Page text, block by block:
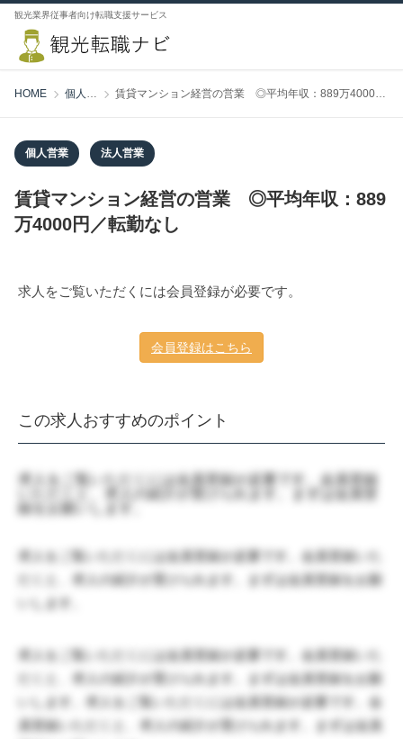
観光業界従事者向け転職支援サービス
HOME 個人営業 賃貸マンション経営の営業 ◎平均年収：889万4000円／転勤なし
個人営業 法人営業
賃貸マンション経営の営業 ◎平均年収：889
万4000円／転勤なし
求人をご覧いただくには会員登録が必要です。
会員登録はこちら
この求人おすすめのポイント
求人をご覧いただくには会員登録が必要です。会員登録
録をお願いします。
求人をご覧いただくには会員登録が必要です。会員登録いた
だくと、求人の紹介が受けられます。まずは会員登録をお願
いします。
求人をご覧いただくには会員登録が必要です。会員登録いた
だくと、求人の紹介が受けられます。まずは会員登録をお願
いします。求人をご覧いただくには会員登録が必要です。会
員登録いただくと、求人の紹介が受けられます。まずは会員